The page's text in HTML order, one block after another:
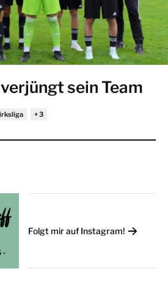
sein Team
Folgt mir auf Instagram!